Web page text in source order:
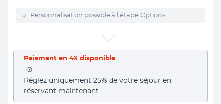
Personnalisation possible à l’étape Options.
Paiement en 4X disponible
Réglez uniquement 25% de votre séjour en
réservant maintenant